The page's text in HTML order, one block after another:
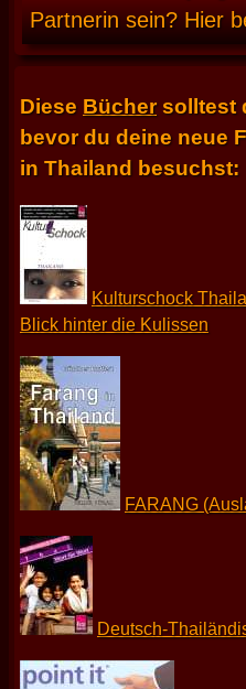
Partnerin sein? Hier
Diese Büchersolltest
bevor du deine neue
in Thailand besuchst:
Kulturschock
Blick hinter die Kulissen
FARANG
Deutsch-